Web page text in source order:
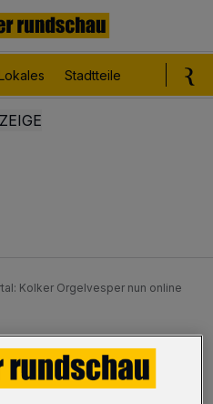
Stadtteile
Kolker Orgelvesper nun online
online